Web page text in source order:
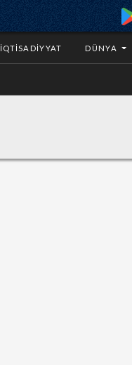
İQTISADIYYAT DÜNYA